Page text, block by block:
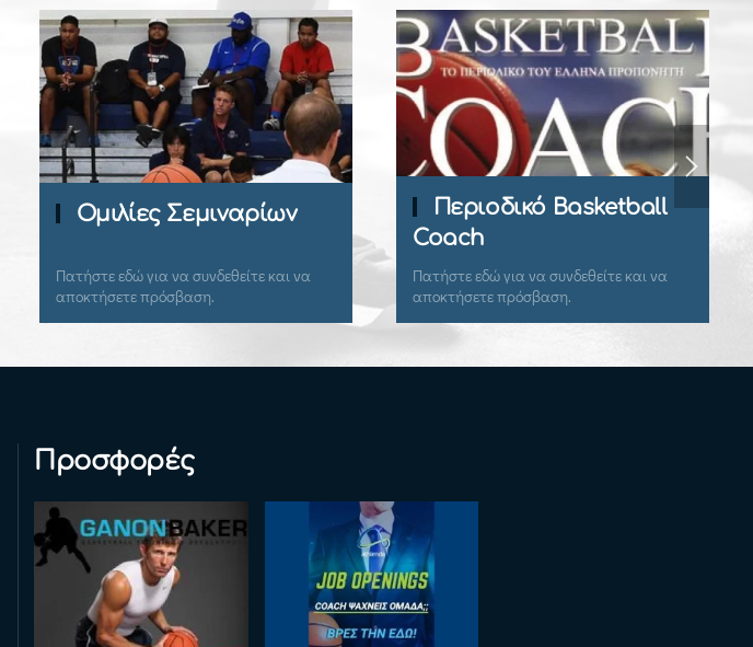
Ομιλίες Σεμιναρίων
Πατήστε εδώ για να συνδεθείτε και να
αποκτήσετε πρόσβαση.
Περιοδικό Basketball
Coach
Πατήστε εδώ για να συνδεθείτε και να
αποκτήσετε πρόσβαση.
Προσφορές